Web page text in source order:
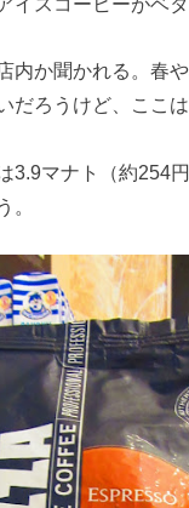
内か聞かれる。春
だろうけど、ここ
3.9マナト（約254
。